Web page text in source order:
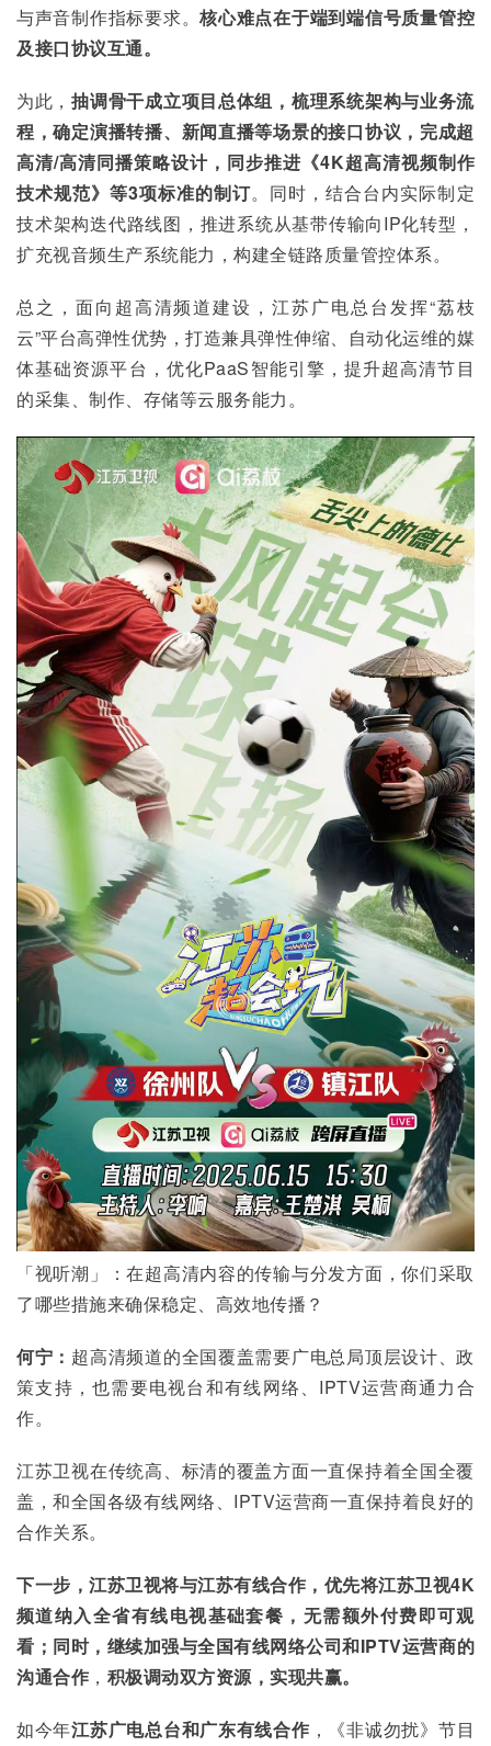
与声音制作指标要求。核心难点在于端到端信号质量管控
及接口协议互通。
为此，抽调骨干成立项目总体组，梳理系统架构与业务流
程，确定演播转播、新闻直播等场景的接口协议，完成超
高清/高清同播策略设计，同步推进《4K超高清视频制作
技术规范》等3项标准的制订。同时，结合台内实际制定
技术架构迭代路线图，推进系统从基带传输向IP化转型，
扩充视音频生产系统能力，构建全链路质量管控体系。
总之，面向超高清频道建设，江苏广电总台发挥“荔枝
云”平台高弹性优势，打造兼具弹性伸缩、自动化运维的媒
体基础资源平台，优化PaaS智能引擎，提升超高清节目
的采集、制作、存储等云服务能力。
「视听潮」：在超高清内容的传输与分发方面，你们采取
了哪些措施来确保稳定、高效地传播？
何宁： 超高清频道的全国覆盖需要广电总局顶层设计、政
策支持，也需要电视台和有线网络、IPTV运营商通力合
作。
江苏卫视在传统高、标清的覆盖方面一直保持着全国全覆
盖，和全国各级有线网络、IPTV运营商一直保持着良好的
合作关系。
下一步，江苏卫视将与江苏有线合作，优先将江苏卫视4K
频道纳入全省有线电视基础套餐，无需额外付费即可观
看；同时，继续加强与全国有线网络公司和IPTV运营商的
沟通合作 ， 积极调动双方资源，实现共赢。
如今年江苏广电总台和广东有线合作 ，《非诚勿扰》节目